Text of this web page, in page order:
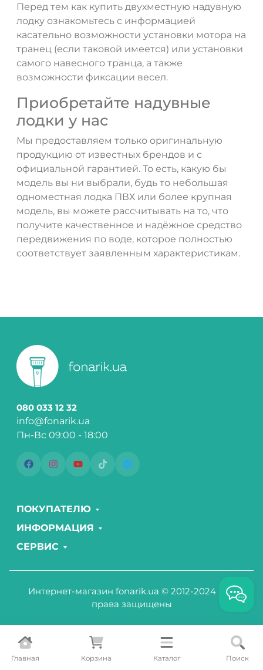
Главная Корзина Каталог Поиск
Перед тем как купить двухместную надувную
лодку ознакомьтесь с информацией
касательно возможности установки мотора на
транец (если таковой имеется) или установки
самого навесного транца, а также
возможности фиксации весел.
Приобретайте надувные
лодки у нас
Мы предоставляем только оригинальную
продукцию от известных брендов и с
официальной гарантией. То есть, какую бы
модель вы ни выбрали, будь то небольшая
одноместная лодка ПВХ или более крупная
модель, вы можете рассчитывать на то, что
получите качественное и надёжное средство
передвижения по воде, которое полностью
соответствует заявленным характеристикам.
080 033 12 32
info@fonarik.ua
Пн-Вс 09:00 - 18:00
ПОКУПАТЕЛЮ
ИНФОРМАЦИЯ
СЕРВИС
Интернет-магазин fonarik.ua © 2012-2024 Все
права защищены